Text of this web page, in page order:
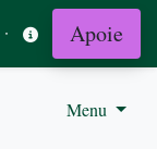
· Apoie
Menu